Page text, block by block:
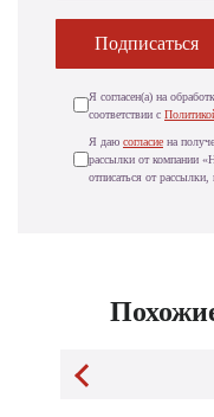
Подписаться
Я согласен(а) на
соответствии с
Я даю согласие на
рассылки от компании
отписаться от